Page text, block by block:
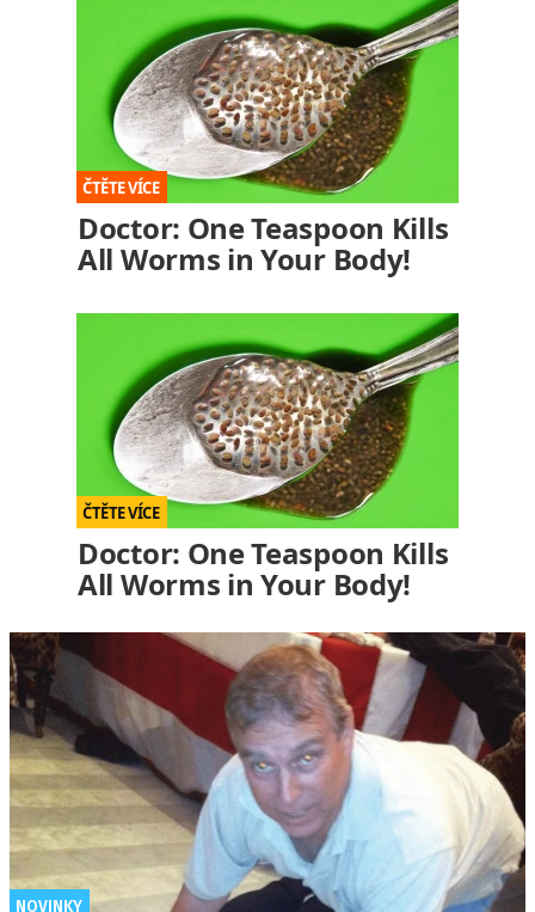
Doctor: One Teaspoon Kills
All Worms in Your Body!
Doctor: One Teaspoon Kills
All Worms in Your Body!
NOVINKY